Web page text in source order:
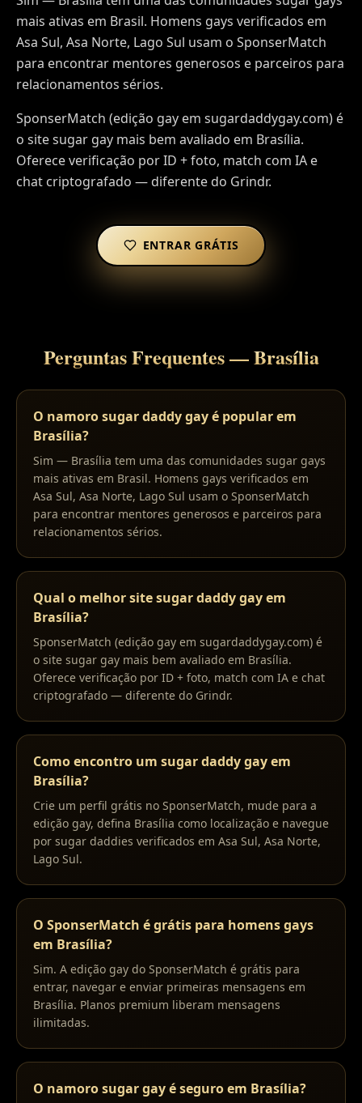
mais ativas em Brasil. Homens gays verificados em
Asa Sul, Asa Norte, Lago Sul usam o SponserMatch
para encontrar mentores generosos e parceiros para
relacionamentos sérios.
SponserMatch (edição gay em sugardaddygay.com) é
o site sugar gay mais bem avaliado em Brasília.
Oferece verificação por ID + foto, match com IA e
chat criptografado — diferente do Grindr.
ENTRAR GRÁTIS
Perguntas Frequentes—Brasília
O namoro sugar daddy gay é popular em
Brasília?
Sim — Brasília tem uma das comunidades sugar gays
mais ativas em Brasil. Homens gays verificados em
Asa Sul, Asa Norte, Lago Sul usam o SponserMatch
para encontrar mentores generosos e parceiros para
relacionamentos sérios.
Qual o melhor site sugar daddy gay em
Brasília?
SponserMatch (edição gay em sugardaddygay.com) é
o site sugar gay mais bem avaliado em Brasília.
Oferece verificação por ID + foto, match com IA e chat
criptografado — diferente do Grindr.
Como encontro um sugar daddy gay em
Brasília?
Crie um perfil grátis no SponserMatch, mude para a
edição gay, defina Brasília como localização e navegue
por sugar daddies verificados em Asa Sul, Asa Norte,
Lago Sul.
O SponserMatch é grátis para homens gays
em Brasília?
Sim. A edição gay do SponserMatch é grátis para
entrar, navegar e enviar primeiras mensagens em
Brasília. Planos premium liberam mensagens
ilimitadas.
O namoro sugar gay é seguro em Brasília?